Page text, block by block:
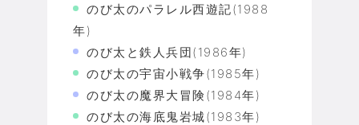
のび太のパラレル西遊記(1988
年)
のび太と鉄人兵団(1986年)
のび太の宇宙小戦争(1985年)
のび太の魔界大冒険(1984年)
のび太の海底鬼岩城(1983年)